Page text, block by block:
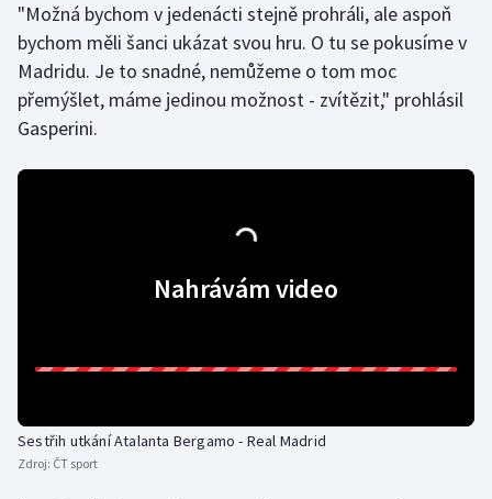
Judo
Krasobruslení
Olympijské hry
Plavání
"Možná bychom v jedenácti stejně prohráli, ale aspoň
bychom měli šanci ukázat svou hru. O tu se pokusíme v
Madridu. Je to snadné, nemůžeme o tom moc
přemýšlet, máme jedinou možnost - zvítězit," prohlásil
Gasperini.
Nahrávám video
Sestřih utkání Atalanta Bergamo - Real Madrid
Zdroj: ČT sport